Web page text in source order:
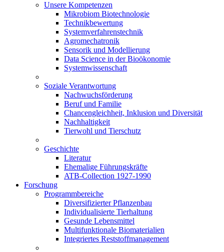
Unsere Kompetenzen
Mikrobiom Biotechnologie
Technikbewertung
Systemverfahrenstechnik
Agromechatronik
Sensorik und Modellierung
Data Science in der Bioökonomie
Systemwissenschaft
Soziale Verantwortung
Nachwuchsförderung
Beruf und Familie
Chancengleichheit, Inklusion und Diversität
Nachhaltigkeit
Tierwohl und Tierschutz
Geschichte
Literatur
Ehemalige Führungskräfte
ATB-Collection 1927-1990
Forschung
Programmbereiche
Diversifizierter Pflanzenbau
Individualisierte Tierhaltung
Gesunde Lebensmittel
Multifunktionale Biomaterialien
Integriertes Reststoffmanagement